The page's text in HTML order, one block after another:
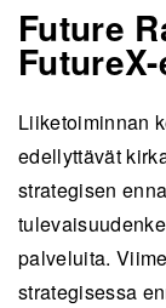
Future
Liiketoiminnan
edellyttävät
strategisen
palveluita.
strategisessa